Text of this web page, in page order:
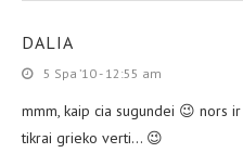
DALIA
5 Spa ’10 - 12:55 am
mmm, kaip cia sugundei 😉 nors
tikrai grieko verti… 😉